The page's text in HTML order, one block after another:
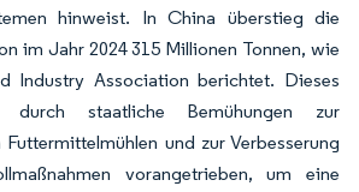
hinweist. In China überstieg die
im Jahr 2024 315 Millionen Tonnen, wie
Industry Association berichtet. Dieses
durch staatliche Bemühungen zur
und zur Verbesserung
vorangetrieben, um eine